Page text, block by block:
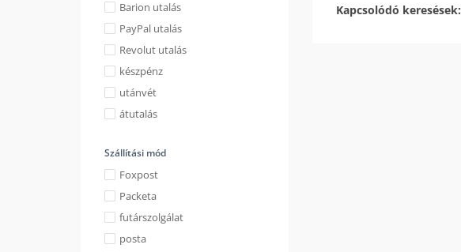
Barion utalás
PayPal utalás
Revolut utalás
készpénz
utánvét
átutalás
Szállítási mód
Foxpost
Packeta
futárszolgálat
posta
Kapcsolódó keresések: